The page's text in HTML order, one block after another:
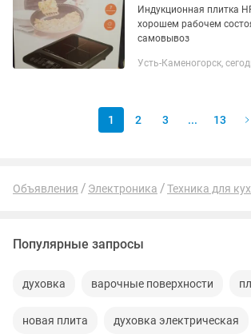
Индукционная плитка
хорошем рабочем
самовывоз
Усть-Каменогорск,
1 2 3 ... 13
Объявления Электроника Техника для
Популярные запросы
духовка варочные поверхности
новая плита духовка электрическая